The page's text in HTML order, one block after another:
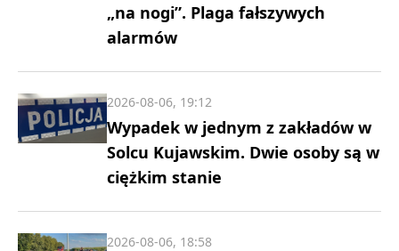
„na nogi”. Plaga fałszywych
alarmów
Wypadek w jednym z zakładów w
Solcu Kujawskim. Dwie osoby są w
ciężkim stanie
2026-08-06, 19:12
2026-08-06, 18:58